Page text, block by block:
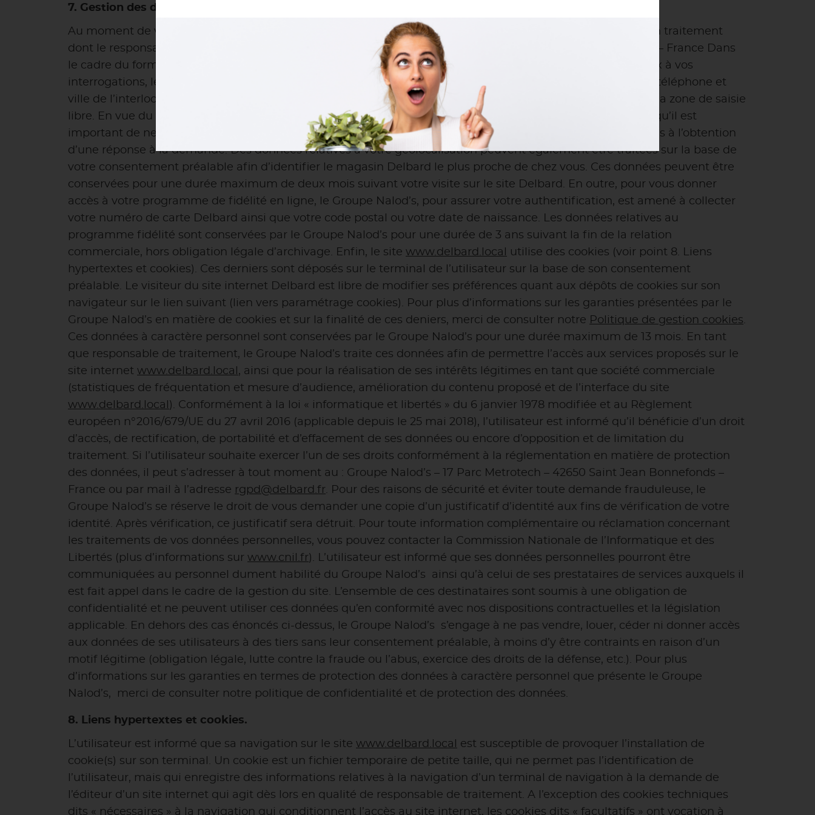
7. Gestion des données personnelles.
Au moment de votre visite sur le site
, certaines données vous concernant font l’objet d’un traitement
dont le responsable est : Groupe Nalod’s – 17 Parc technologique Metrotech – 42650 Saint Jean Bonnefonds – France Dans
le cadre du formulaire de contact présent sur le site
www.delbard.local
et afin de pouvoir répondre au mieux à vos
interrogations, le Groupe Nalod’s est susceptible de collecter les noms, prénoms, adresse email, numéro de téléphone et
ville de l’interlocuteur, en plus de l’ensemble des données à caractère personnel saisies par ce dernier dans la zone de saisie
libre. En vue du respect du principe de minimisation des données, le Groupe Nalod’s rappelle à l’utilisateur qu’il est
important de ne communiquer via le formulaire de contact que les données qui sont strictement nécessaires à l’obtention
d’une réponse à la demande. Des données relatives à votre géolocalisation peuvent également être traitées sur la base de
votre consentement préalable afin d’identifier le magasin Delbard le plus proche de chez vous. Ces données peuvent être
conservées pour une durée maximum de deux mois suivant votre visite sur le site Delbard. En outre, pour vous donner
accès à votre programme de fidélité en ligne, le Groupe Nalod’s, pour assurer votre authentification, est amené à collecter
votre numéro de carte Delbard ainsi que votre code postal ou votre date de naissance. Les données relatives au
programme fidélité sont conservées par le Groupe Nalod’s pour une durée de 3 ans suivant la fin de la relation
commerciale, hors obligation légale d’archivage. Enfin, le site www.delbard.local
utilise des cookies (voir point 8. Liens
hypertextes et cookies). Ces derniers sont déposés sur le terminal de l’utilisateur sur la base de son consentement
préalable. Le visiteur du site internet Delbard est libre de modifier ses préférences quant aux dépôts de cookies sur son
navigateur sur le lien suivant (lien vers paramétrage cookies). Pour plus d’informations sur les garanties présentées par le
Groupe Nalod’s en matière de cookies et sur la finalité de ces deniers, merci de consulter notre Politique de gestion cookies.
Ces données à caractère personnel sont conservées par le Groupe Nalod’s pour une durée maximum de 13 mois. En tant
que responsable de traitement, le Groupe Nalod’s traite ces données afin de permettre l’accès aux services proposés sur le
site internet www.delbard.local , ainsi que pour la réalisation de ses intérêts légitimes en tant que société commerciale
(statistiques de fréquentation et mesure d’audience, amélioration du contenu proposé et de l’interface du site
www.delbard.local ). Conformément à la loi « informatique et libertés » du 6 janvier 1978 modifiée et au Règlement
européen n°2016/679/UE du 27 avril 2016 (applicable depuis le 25 mai 2018), l’utilisateur est informé qu’il bénéficie d’un droit
d’accès, de rectification, de portabilité et d’effacement de ses données ou encore d’opposition et de limitation du
traitement. Si l’utilisateur souhaite exercer l’un de ses droits conformément à la réglementation en matière de protection
des données, il peut s’adresser à tout moment au : Groupe Nalod’s – 17 Parc Metrotech – 42650 Saint Jean Bonnefonds –
France ou par mail à l’adresse rgpd@delbard.fr. Pour des raisons de sécurité et éviter toute demande frauduleuse, le
Groupe Nalod’s se réserve le droit de vous demander une copie d’un justificatif d’identité aux fins de vérification de votre
identité. Après vérification, ce justificatif sera détruit. Pour toute information complémentaire ou réclamation concernant
les traitements de vos données personnelles, vous pouvez contacter la Commission Nationale de l’Informatique et des
Libertés (plus d’informations sur www.cnil.fr). L’utilisateur est informé que ses données personnelles pourront être
communiquées au personnel dument habilité du Groupe Nalod’s ainsi qu’à celui de ses prestataires de services auxquels il
est fait appel dans le cadre de la gestion du site. L’ensemble de ces destinataires sont soumis à une obligation de
confidentialité et ne peuvent utiliser ces données qu’en conformité avec nos dispositions contractuelles et la législation
applicable. En dehors des cas énoncés ci-dessus, le Groupe Nalod’s s’engage à ne pas vendre, louer, céder ni donner accès
aux données de ses utilisateurs à des tiers sans leur consentement préalable, à moins d’y être contraints en raison d’un
motif légitime (obligation légale, lutte contre la fraude ou l’abus, exercice des droits de la défense, etc.). Pour plus
d’informations sur les garanties en termes de protection des données à caractère personnel que présente le Groupe
Nalod’s, merci de consulter notre politique de confidentialité et de protection des données.
8. Liens hypertextes et cookies.
L’utilisateur est informé que sa navigation sur le site www.delbard.local
est susceptible de provoquer l’installation de
cookie(s) sur son terminal. Un cookie est un fichier temporaire de petite taille, qui ne permet pas l’identification de
l’utilisateur, mais qui enregistre des informations relatives à la navigation d’un terminal de navigation à la demande de
l’éditeur d’un site internet qui agit dès lors en qualité de responsable de traitement. A l’exception des cookies techniques
dits « nécessaires » à la navigation qui conditionnent l’accès au site internet, les cookies dits « facultatifs » ont vocation à